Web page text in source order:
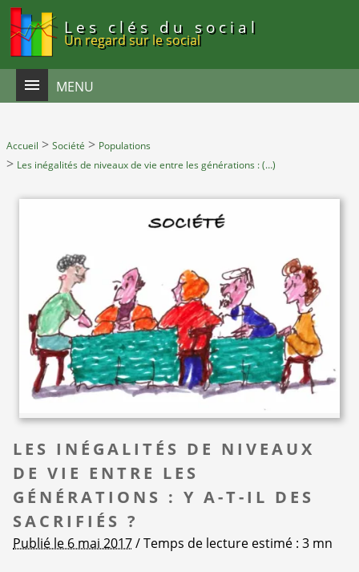
Les clés du social
Un regard sur le social
MENU
Accueil > Société > Populations
> Les inégalités de niveaux de vie entre les générations : (…)
LES INÉGALITÉS DE NIVEAUX
DE VIE ENTRE LES
GÉNÉRATIONS : Y A-T-IL DES
SACRIFIÉS ?
Publié le 6 mai 2017/ Temps de lecture estimé : 3 mn
Panneau de gestion des cookies